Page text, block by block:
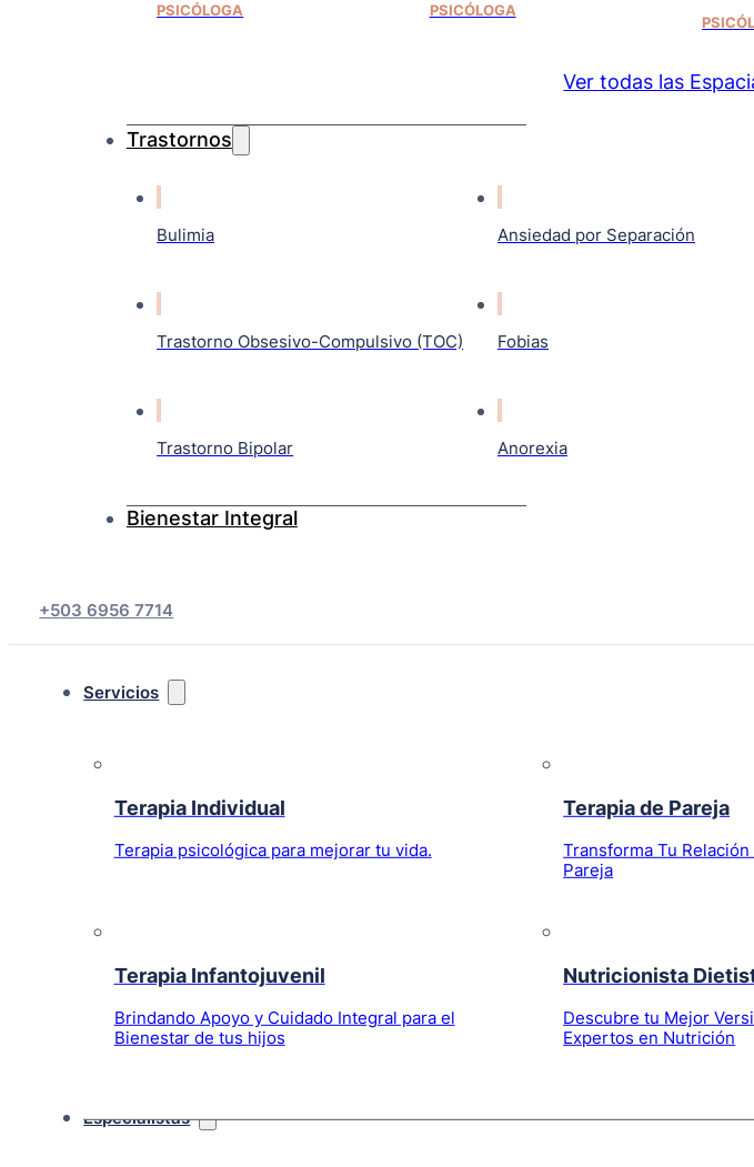
PSICÓLOGA PSICÓLOGA
Ver todas las
Trastornos
Bulimia Ansiedad por Separación
Trastorno Obsesivo-Compulsivo (TOC) Fobias
Trastorno Bipolar Anorexia
Bienestar Integral
+503 6956 7714
Servicios
Terapia Individual
Terapia psicológica para mejorar tu vida.
Terapia de Pareja
Transforma Tu
Pareja
Terapia Infantojuvenil
Brindando Apoyo y Cuidado Integral para el
Bienestar de tus hijos
Nutricionista
Descubre tu Mejor
Expertos en Nutrición
Especialistas